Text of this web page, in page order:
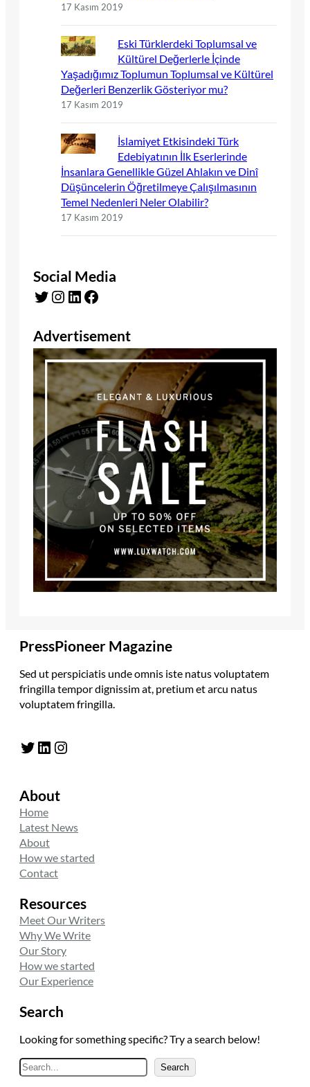
17 Kasım 2019
Eski Türklerdeki Toplumsal ve
Kültürel Değerlerle İçinde
Yaşadığımız Toplumun Toplumsal ve Kültürel
Değerleri Benzerlik Gösteriyor mu?
17 Kasım 2019
İslamiyet Etkisindeki Türk
Edebiyatının İlk Eserlerinde
İnsanlara Genellikle Güzel Ahlakın ve Dinî
Düşüncelerin Öğretilmeye Çalışılmasının
Temel Nedenleri Neler Olabilir?
17 Kasım 2019
Social Media
Twitter Instagram LinkedIn Facebook
Advertisement
PressPioneer Magazine
Sed ut perspiciatis unde omnis iste natus voluptatem
fringilla tempor dignissim at, pretium et arcu natus
voluptatem fringilla.
Twitter LinkedIn Instagram
About
Home
Latest News
About
How we started
Contact
Resources
Meet Our Writers
Why We Write
Our Story
How we started
Our Experience
Search
Looking for something specific? Try a search below!
A
r
Search